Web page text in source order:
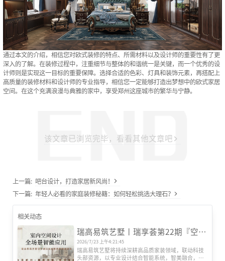
通过本文的介绍，相信您对欧式装修的特点、所需材料以及设计师的重要性有了更
深入的了解。在装修过程中，注重细节与整体的和谐统一是关键，而一个优秀的设
计师则是实现这一目标的重要保障。选择合适的色彩、灯具和装饰元素，再搭配上
高质量的装修材料和设计师的专业指导，相信您一定能够打造出梦想中的欧式家居
空间。在这个充满浪漫与典雅的家中，享受郑州这座城市的繁华与宁静。
该文章已浏览完毕，看看其他文章吧
上一篇: 吧台设计，打造家居新风尚！
下一篇: 年轻人必看的家庭装修秘籍：如何轻松挑选大理石？
相关动态
瑞高易筑艺墅丨瑞享荟第22期『空间智能场景』研发会圆满举办
2026/7/23 上午4:21:45
瑞高易筑艺墅将持续深耕高品质家装领域，联动科技
头部资源，以专业设计结合智能系统，智美融合，打